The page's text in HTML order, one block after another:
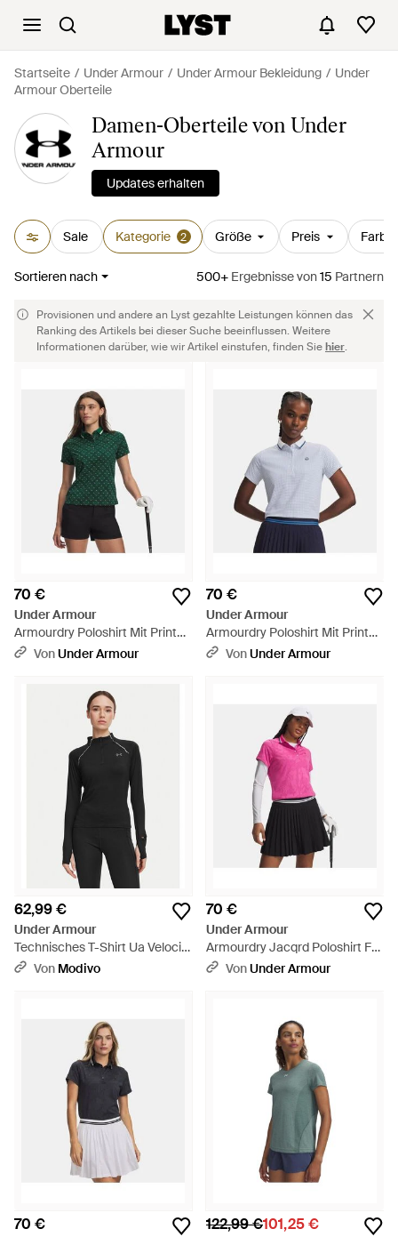
Startseite Under Armour Under Armour Bekleidung
Under
Armour Oberteile
Damen-Oberteile von Under
Armour
Updates erhalten
Sale Kategorie 2 Größe Preis Farbe
Sortieren nach 500+ Ergebnissevon15 Partnern
Provisionen und andere an Lyst gezahlte Leistungen können das
Ranking des Artikels bei dieser Suche beeinflussen. Weitere
Informationen darüber, wie wir Artikel einstufen, finden Siehier.
70 €
Under Armour
Armourdry Poloshirt Mit Print
Für Damen Campus Ivy Citrine
VonUnder Armour
70 €
Under Armour
Armourdry Poloshirt Mit Print
Für Damen Aegean Blau
VonUnder Armour
62,99 €
Under Armour
Technisches T-Shirt Ua Velociti
6013913 Slim Fit - Schwarz
Von Modivo
70 €
Under Armour
Armourdry Jacqrd Poloshirt Für
Damen Virtual Virtual - Pink
VonUnder Armour
70 € 122,99 €101,25 €